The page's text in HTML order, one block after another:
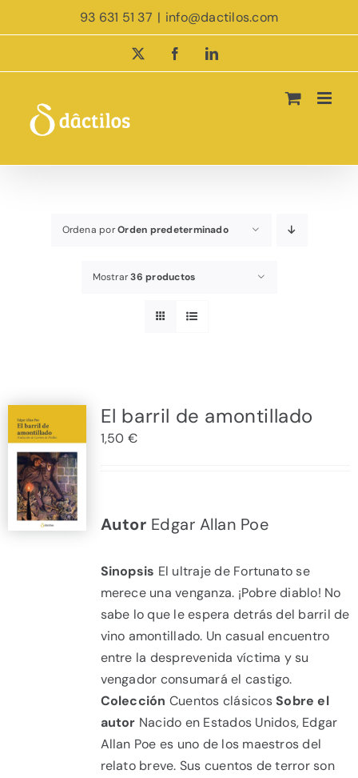
al
93 631 51 37 | info@dactilos.com
X FacebookLinkedIn
Ordena porOrden predeterminado
Mostrar36 productos
El barril de amontillado
1,50 €
Autor Edgar Allan Poe
Sinopsis El ultraje de Fortunato se
merece una venganza. ¡Pobre diablo! No
sabe lo que le espera detrás del barril de
vino amontillado. Un casual encuentro
entre la desprevenida víctima y su
vengador consumará el castigo.
Colección Cuentos clásicosSobre el
autor Nacido en Estados Unidos, Edgar
Allan Poe es uno de los maestros del
relato breve. Sus cuentos de terror son